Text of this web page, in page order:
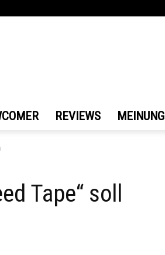
REVIEWS MEINUNG
Tape“ soll